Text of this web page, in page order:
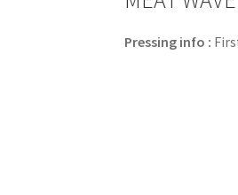
Pressing info :